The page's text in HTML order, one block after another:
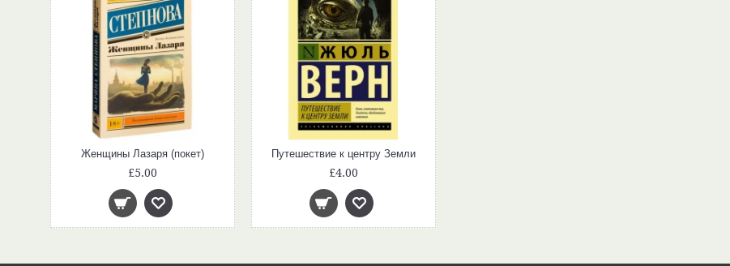
Женщины Лазаря (покет)
£5.00
Путешествие к центру Земли
£4.00